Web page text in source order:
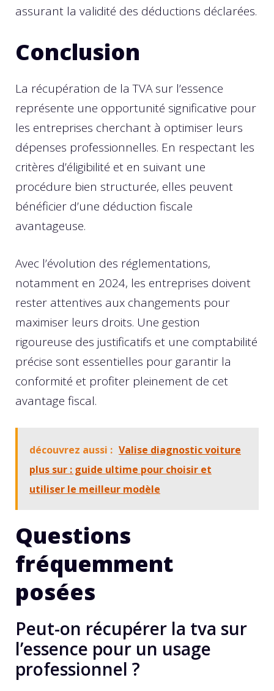
assurant la validité des déductions déclarées.
Conclusion
La récupération de la TVA sur l’essence
représente une opportunité significative pour
les entreprises cherchant à optimiser leurs
dépenses professionnelles. En respectant les
critères d’éligibilité et en suivant une
procédure bien structurée, elles peuvent
bénéficier d’une déduction fiscale
avantageuse.
Avec l’évolution des réglementations,
notamment en 2024, les entreprises doivent
rester attentives aux changements pour
maximiser leurs droits. Une gestion
rigoureuse des justificatifs et une comptabilité
précise sont essentielles pour garantir la
conformité et profiter pleinement de cet
avantage fiscal.
découvrez aussi : Valise diagnostic voiture
plus sur : guide ultime pour choisir et
utiliser le meilleur modèle
Questions
fréquemment
posées
Peut-on récupérer la tva sur
l’essence pour un usage
professionnel ?